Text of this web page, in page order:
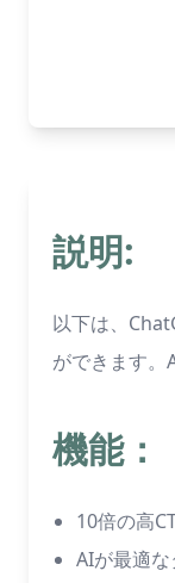
説明:
以下は、
ができます。
機能：
10倍の高
AIが最適